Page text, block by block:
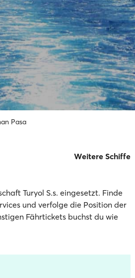
Pasa
Weitere Schiffe
Turyol S.s. eingesetzt. Finde
und verfolge die Position der
Fährtickets buchst du wie